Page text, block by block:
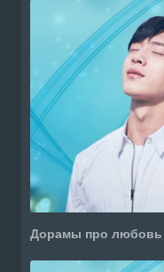
Дорамы про любовь